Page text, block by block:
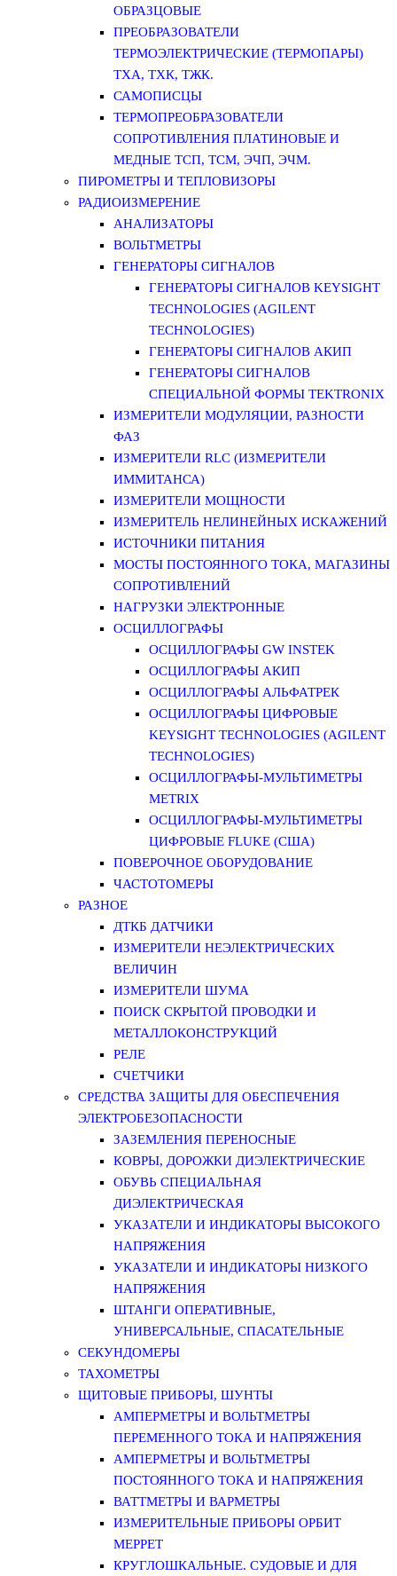
ОБРАЗЦОВЫЕ
ПРЕОБРАЗОВАТЕЛИ
ТЕРМОЭЛЕКТРИЧЕСКИЕ (ТЕРМОПАРЫ)
ТХА, ТХК, ТЖК.
САМОПИСЦЫ
ТЕРМОПРЕОБРАЗОВАТЕЛИ
СОПРОТИВЛЕНИЯ ПЛАТИНОВЫЕ И
МЕДНЫЕ ТСП, ТСМ, ЭЧП, ЭЧМ.
ПИРОМЕТРЫ И ТЕПЛОВИЗОРЫ
РАДИОИЗМЕРЕНИЕ
АНАЛИЗАТОРЫ
ВОЛЬТМЕТРЫ
ГЕНЕРАТОРЫ СИГНАЛОВ
ГЕНЕРАТОРЫ СИГНАЛОВ KEYSIGHT
TECHNOLOGIES (AGILENT
TECHNOLOGIES)
ГЕНЕРАТОРЫ СИГНАЛОВ АКИП
ГЕНЕРАТОРЫ СИГНАЛОВ
СПЕЦИАЛЬНОЙ ФОРМЫ TEKTRONIX
ИЗМЕРИТЕЛИ МОДУЛЯЦИИ, РАЗНОСТИ
ФАЗ
ИЗМЕРИТЕЛИ RLC (ИЗМЕРИТЕЛИ
ИММИТАНСА)
ИЗМЕРИТЕЛИ МОЩНОСТИ
ИЗМЕРИТЕЛЬ НЕЛИНЕЙНЫХ ИСКАЖЕНИЙ
ИСТОЧНИКИ ПИТАНИЯ
МОСТЫ ПОСТОЯННОГО ТОКА, МАГАЗИНЫ
СОПРОТИВЛЕНИЙ
НАГРУЗКИ ЭЛЕКТРОННЫЕ
ОСЦИЛЛОГРАФЫ
ОСЦИЛЛОГРАФЫ GW INSTEK
ОСЦИЛЛОГРАФЫ АКИП
ОСЦИЛЛОГРАФЫ АЛЬФАТРЕК
ОСЦИЛЛОГРАФЫ ЦИФРОВЫЕ
KEYSIGHT TECHNOLOGIES (AGILENT
TECHNOLOGIES)
ОСЦИЛЛОГРАФЫ-МУЛЬТИМЕТРЫ
METRIX
ОСЦИЛЛОГРАФЫ-МУЛЬТИМЕТРЫ
ЦИФРОВЫЕ FLUKE (США)
ПОВЕРОЧНОЕ ОБОРУДОВАНИЕ
ЧАСТОТОМЕРЫ
РАЗНОЕ
ДТКБ ДАТЧИКИ
ИЗМЕРИТЕЛИ НЕЭЛЕКТРИЧЕСКИХ
ВЕЛИЧИН
ИЗМЕРИТЕЛИ ШУМА
ПОИСК СКРЫТОЙ ПРОВОДКИ И
МЕТАЛЛОКОНСТРУКЦИЙ
РЕЛЕ
СЧЕТЧИКИ
СРЕДСТВА ЗАЩИТЫ ДЛЯ ОБЕСПЕЧЕНИЯ
ЭЛЕКТРОБЕЗОПАСНОСТИ
ЗАЗЕМЛЕНИЯ ПЕРЕНОСНЫЕ
КОВРЫ, ДОРОЖКИ ДИЭЛЕКТРИЧЕСКИЕ
ОБУВЬ СПЕЦИАЛЬНАЯ
ДИЭЛЕКТРИЧЕСКАЯ
УКАЗАТЕЛИ И ИНДИКАТОРЫ ВЫСОКОГО
НАПРЯЖЕНИЯ
УКАЗАТЕЛИ И ИНДИКАТОРЫ НИЗКОГО
НАПРЯЖЕНИЯ
ШТАНГИ ОПЕРАТИВНЫЕ,
УНИВЕРСАЛЬНЫЕ, СПАСАТЕЛЬНЫЕ
СЕКУНДОМЕРЫ
ТАХОМЕТРЫ
ЩИТОВЫЕ ПРИБОРЫ, ШУНТЫ
АМПЕРМЕТРЫ И ВОЛЬТМЕТРЫ
ПЕРЕМЕННОГО ТОКА И НАПРЯЖЕНИЯ
АМПЕРМЕТРЫ И ВОЛЬТМЕТРЫ
ПОСТОЯННОГО ТОКА И НАПРЯЖЕНИЯ
ВАТТМЕТРЫ И ВАРМЕТРЫ
ИЗМЕРИТЕЛЬНЫЕ ПРИБОРЫ ОРБИТ
МЕРРЕТ
КРУГЛОШКАЛЬНЫЕ. СУДОВЫЕ И ДЛЯ